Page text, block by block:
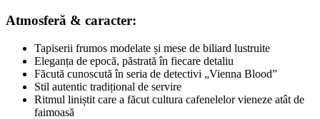
Atmosferă & caracter:
Tapiserii frumos modelate și mese de biliard lustruite
Eleganța de epocă, păstrată în fiecare detaliu
Făcută cunoscută în seria de detectivi „Vienna Blood”
Stil autentic tradițional de servire
Ritmul liniștit care a făcut cultura cafenelelor vieneze atât de
faimoasă